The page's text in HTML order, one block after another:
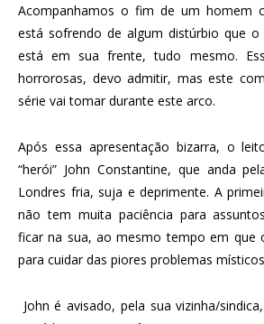
Acompanhamos o fim de um homem
está sofrendo de algum distúrbio que
está em sua frente, tudo mesmo.
horrorosas, devo admitir, mas este
série vai tomar durante este arco.
Após essa apresentação bizarra, o
“herói” John Constantine, que anda
Londres fria, suja e deprimente. A
não tem muita paciência para
ficar na sua, ao mesmo tempo em que
para cuidar das piores problemas
John é avisado, pela sua vizinha/